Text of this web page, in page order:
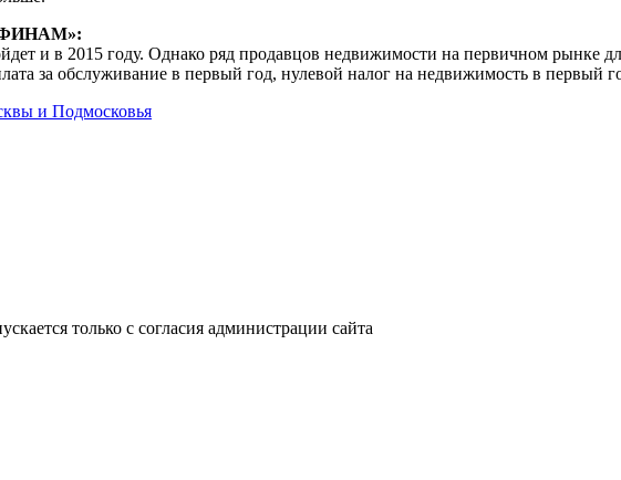
и в 2015 году. Однако ряд продавцов недвижимости на первичном рынке
за обслуживание в первый год, нулевой налог на недвижимость в первый
и Подмосковья
только с согласия администрации сайта